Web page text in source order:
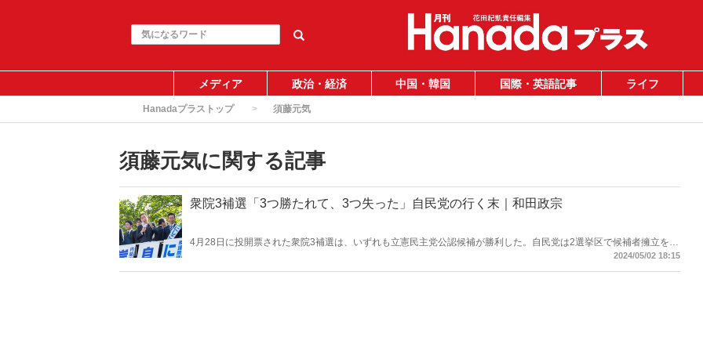
メディア 政治・経済 中国・韓国 国際・英語記事 ライフ
Hanadaプラストップ 須藤元気
須藤元気に関する記事
衆院3補選「3つ勝たれて、3つ失った」自民党の行く末｜和田政宗
4月28日に投開票された衆院3補選は、いずれも立憲民主党公認候補が勝利した。自民党は2選挙区で候補者擁立を見
送り、立憲との一騎打ちとなった島根1区でも敗れた。今回はこの3補選を分析し、自民党はどのように体勢を立て
2024/05/02 18:15